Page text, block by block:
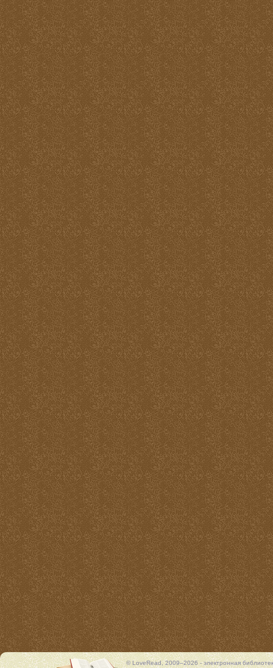
© LoveRead, 2009–2026 - электронная